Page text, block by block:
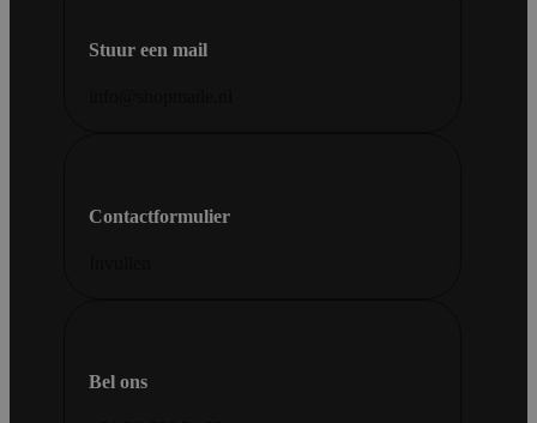
Stuur een mail
Contactformulier
Bel ons